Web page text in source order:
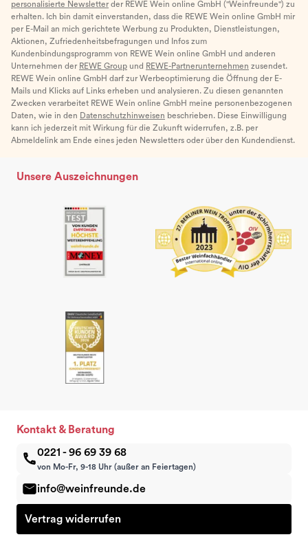
personalisierte Newsletter der REWE Wein online GmbH ("Weinfreunde") zu
erhalten. Ich bin damit einverstanden, dass die REWE Wein online GmbH mir
per E-Mail an mich gerichtete Werbung zu Produkten, Dienstleistungen,
Aktionen, Zufriedenheitsbefragungen und Infos zum
Kundenbindungsprogramm von REWE Wein online GmbH und anderen
Unternehmen der REWE Group und REWE-Partnerunternehmen zusendet.
REWE Wein online GmbH darf zur Werbeoptimierung die Öffnung der E-
Mails und Klicks auf Links erheben und analysieren. Zu diesen genannten
Zwecken verarbeitet REWE Wein online GmbH meine personenbezogenen
Daten, wie in den Datenschutzhinweisen beschrieben. Diese Einwilligung
kann ich jederzeit mit Wirkung für die Zukunft widerrufen, z.B. per
Abmeldelink am Ende eines jeden Newsletters oder über den Kundendienst.
Unsere Auszeichnungen
Kontakt & Beratung
0221 - 96 69 39 68
von Mo-Fr, 9-18 Uhr (außer an Feiertagen)
info@weinfreunde.de
Vertrag widerrufen